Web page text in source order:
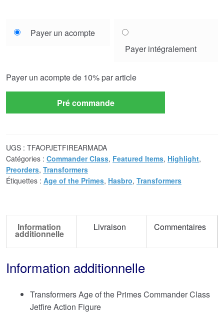
your
Payer un acompte
Payer intégralement
Payer un acompte de 10% par article
Pré commande
UGS : TFAOPJETFIREARMADA
Catégories : Commander Class, Featured Items, Highlight,
Preorders, Transformers
Étiquettes : Age of the Primes, Hasbro, Transformers
Information
additionnelle
Livraison Commentaires
Information additionnelle
Transformers Age of the Primes Commander Class
Jetfire Action Figure